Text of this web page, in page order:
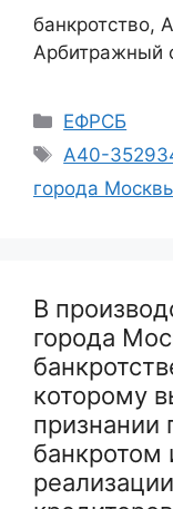
банкротство,
Арбитражный
Рубрики
ЕФРСБ
Метки
А40-
города
В
города
которому
признании
банкротом